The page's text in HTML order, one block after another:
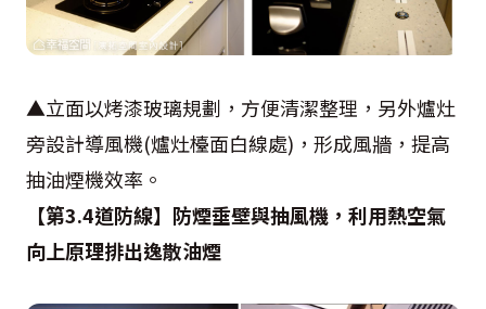
▲立面以烤漆玻璃規劃，方便清潔整理，另外爐灶
旁設計導風機(爐灶檯面白線處)，形成風牆，提高
抽油煙機效率。
【第3.4道防線】防煙垂壁與抽風機，利用熱空氣
向上原理排出逸散油煙